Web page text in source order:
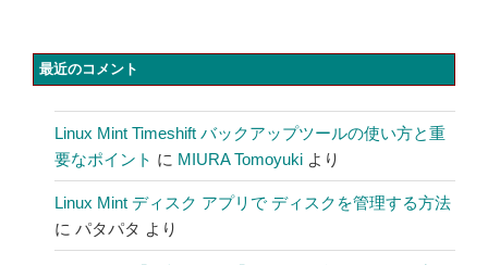
最近のコメント
Linux Mint Timeshift バックアップツールの使い方と重
要なポイント に MIURA Tomoyuki より
Linux Mint ディスク アプリで ディスクを管理する方法
に パタパタ より